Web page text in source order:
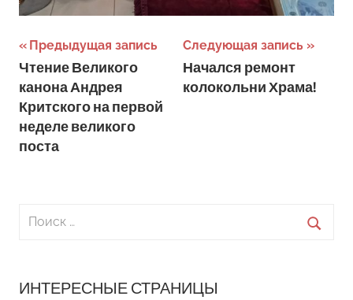
Навигация
по
записям
Предыдущая запись
Чтение Великого
канона Андрея
Критского на первой
неделе великого
поста
Следующая запись
Начался ремонт
колокольни Храма!
Поиск
ИНТЕРЕСНЫЕ СТРАНИЦЫ